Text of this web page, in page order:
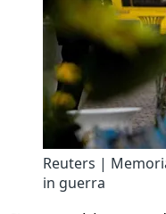
Reuters |
in guerra